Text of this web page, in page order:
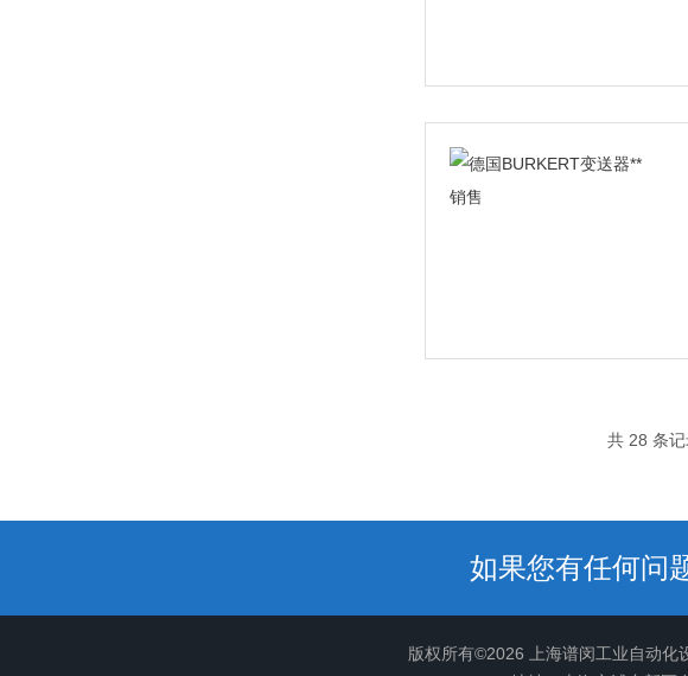
共 28 条
如果您有任何问
版权所有©2026 上海谱闵工业自动化